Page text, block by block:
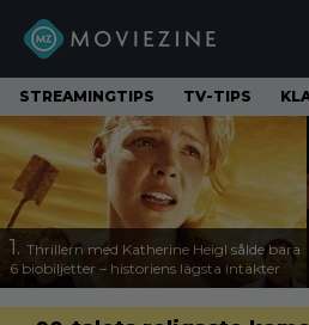
STREAMINGTIPS TV-TIPS
1. Thrillern med Katherine Heigl sålde bara
6 biobiljetter – historiens lägsta intäkter